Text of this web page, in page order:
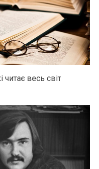
читає весь світ